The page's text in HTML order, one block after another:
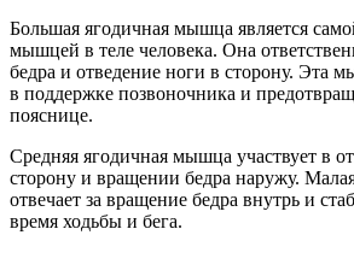
Большая ягодичная мышца является
мышцей в теле человека. Она
бедра и отведение ноги в сторону. Эта
в поддержке позвоночника и
пояснице.
Средняя ягодичная мышца участвует в
сторону и вращении бедра наружу.
отвечает за вращение бедра внутрь и
время ходьбы и бега.